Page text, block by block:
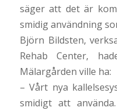
säger att det är
smidig användning
Björn Bildsten,
Rehab Center,
Mälargården ville ha:
– Vårt nya
smidigt att